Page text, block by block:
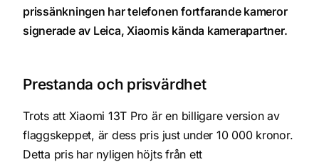
prissänkningen har telefonen fortfarande kameror
signerade av Leica, Xiaomis kända kamerapartner.
Prestanda och prisvärdhet
Trots att Xiaomi 13T Pro är en billigare version av
flaggskeppet, är dess pris just under 10 000 kronor.
Detta pris har nyligen höjts från ett